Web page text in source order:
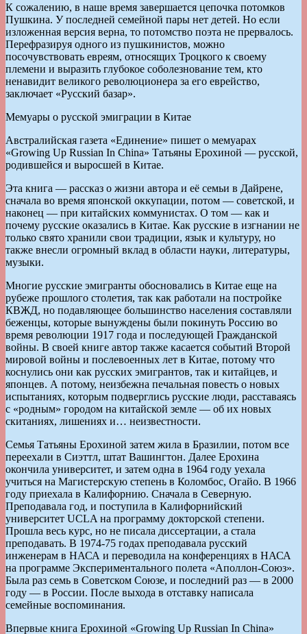
К сожалению, в наше время завершается цепочка потомков
Пушкина. У последней семейной пары нет детей. Но если
изложенная версия верна, то потомство поэта не прервалось.
Перефразируя одного из пушкинистов, можно
посочувствовать евреям, относящих Троцкого к своему
племени и выразить глубокое соболезнование тем, кто
ненавидит великого революционера за его еврейство,
заключает «Русский базар».
Мемуары о русской эмиграции в Китае
Австралийская газета «Единение» пишет о мемуарах
«Growing Up Russian In China» Татьяны Ерохиной — русской,
родившейся и выросшей в Китае.
Эта книга — рассказ о жизни автора и её семьи в Дайрене,
сначала во время японской оккупации, потом — советской, и
наконец — при китайских коммунистах. О том — как и
почему русские оказались в Китае. Как русские в изгнании не
только свято хранили свои традиции, язык и культуру, но
также внесли огромный вклад в области науки, литературы,
музыки.
Многие русские эмигранты обосновались в Китае еще на
рубеже прошлого столетия, так как работали на постройке
КВЖД, но подавляющее большинство населения составляли
беженцы, которые вынуждены были покинуть Россию во
время революции 1917 года и последующей Гражданской
войны. В своей книге автор также касается событий Второй
мировой войны и послевоенных лет в Китае, потому что
коснулись они как русских эмигрантов, так и китайцев, и
японцев. А потому, неизбежна печальная повесть о новых
испытаниях, которым подверглись русские люди, расставаясь
с «родным» городом на китайской земле — об их новых
скитаниях, лишениях и… неизвестности.
Семья Татьяны Ерохиной затем жила в Бразилии, потом все
переехали в Сиэттл, штат Вашингтон. Далее Ерохина
окончила университет, и затем одна в 1964 году уехала
учиться на Магистерскую степень в Коломбос, Огайо. В 1966
году приехала в Калифорнию. Сначала в Северную.
Преподавала год, и поступила в Калифорнийский
университет UCLA на программу докторской степени.
Прошла весь курс, но не писала диссертации, а стала
преподавать. В 1974-75 годах преподавала русский
инженерам в НАСА и переводила на конференциях в НАСА
на программе Экспериментального полета «Аполлон-Союз».
Была раз семь в Советском Союзе, и последний раз — в 2000
году — в России. После выхода в отставку написала
семейные воспоминания.
Впервые книга Ерохиной «Growing Up Russian In China»